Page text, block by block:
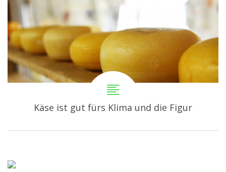
Käse ist gut fürs Klima und die Figur